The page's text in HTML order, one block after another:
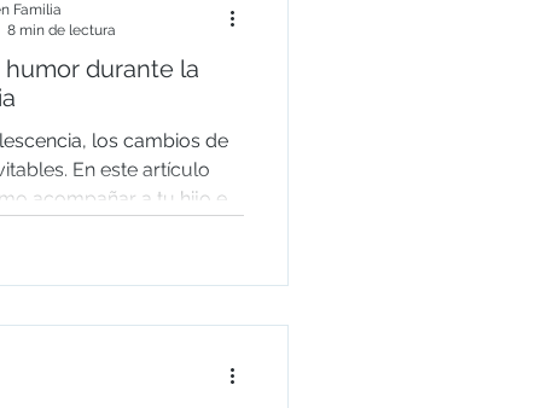
humor durante la
los cambios de
En este artículo
acompañar a tu hijo en
comunicación,
saludables y límites
Familia
8 min de lectura